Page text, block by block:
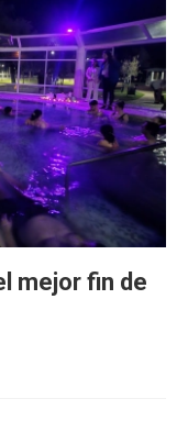
mejor fin de